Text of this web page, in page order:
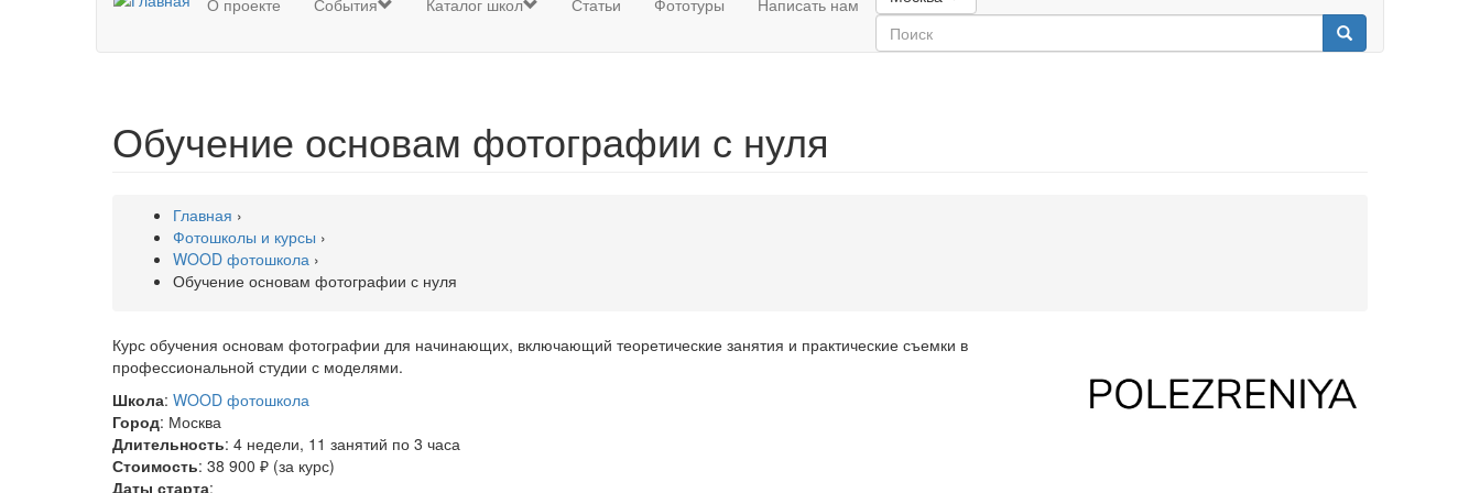
О проекте События Каталог школ Статьи Фототуры Написать нам
Обучение основам фотографии с нуля
Главная ›
Фотошколы и курсы ›
WOOD фотошкола ›
Обучение основам фотографии с нуля
Курс обучения основам фотографии для начинающих, включающий теоретические занятия и практические съемки в
профессиональной студии с моделями.
Школа: WOOD фотошкола
Город: Москва
Длительность: 4 недели, 11 занятий по 3 часа
Стоимость: 38 900 ₽ (за курс)
Даты старта: